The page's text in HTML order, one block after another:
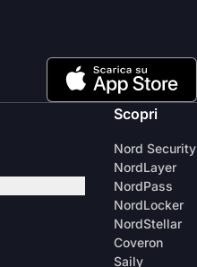
Scopri
Nord Security
NordLayer
NordPass
NordLocker
NordStellar
Coveron
Saily